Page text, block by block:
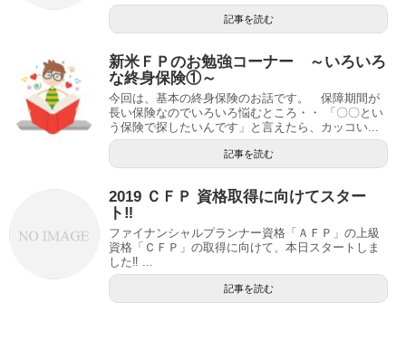
記事を読む
新米ＦＰのお勉強コーナー ～いろいろ
な終身保険①～
今回は、基本の終身保険のお話です。 保障期間が
長い保険なのでいろいろ悩むところ・・ 「〇〇とい
う保険で探したいんです」と言えたら、カッコい...
記事を読む
2019 ＣＦＰ 資格取得に向けてスター
ト‼️
ファイナンシャルプランナー資格「ＡＦＰ」の上級
資格「ＣＦＰ」の取得に向けて、本日スタートしま
した‼️ ...
記事を読む